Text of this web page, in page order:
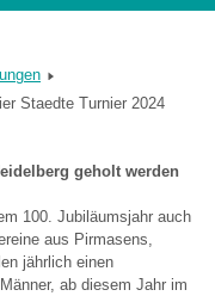
Staedte Turnier 2024
geholt werden
100. Jubiläumsjahr auch
aus Pirmasens,
jährlich einen
ab diesem Jahr im